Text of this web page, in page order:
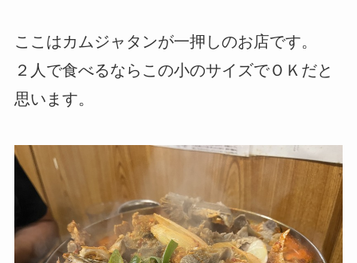
ここはカムジャタンが一押しのお店です。
２人で食べるならこの小のサイズでＯＫだと
思います。